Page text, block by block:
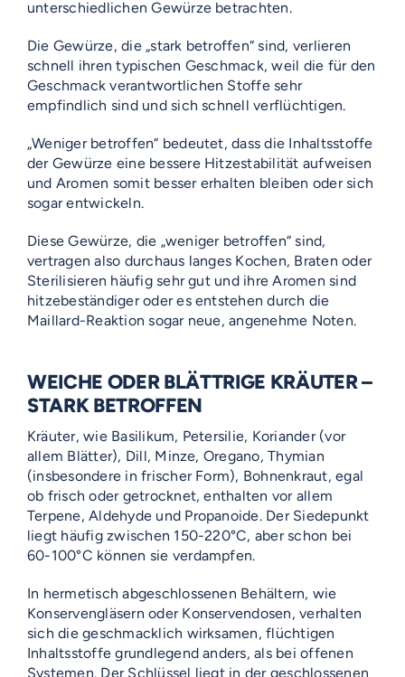
unterschiedlichen Gewürze betrachten.
Die Gewürze, die „stark betroffen“ sind, verlieren
schnell ihren typischen Geschmack, weil die für den
Geschmack verantwortlichen Stoffe sehr
empfindlich sind und sich schnell verflüchtigen.
„Weniger betroffen“ bedeutet, dass die Inhaltsstoffe
der Gewürze eine bessere Hitzestabilität aufweisen
und Aromen somit besser erhalten bleiben oder sich
sogar entwickeln.
Diese Gewürze, die „weniger betroffen“ sind,
vertragen also durchaus langes Kochen, Braten oder
Sterilisieren häufig sehr gut und ihre Aromen sind
hitzebeständiger oder es entstehen durch die
Maillard-Reaktion sogar neue, angenehme Noten.
WEICHE ODER BLÄTTRIGE KRÄUTER –
STARK BETROFFEN
Kräuter, wie Basilikum, Petersilie, Koriander (vor
allem Blätter), Dill, Minze, Oregano, Thymian
(insbesondere in frischer Form), Bohnenkraut, egal
ob frisch oder getrocknet, enthalten vor allem
Terpene, Aldehyde und Propanoide. Der Siedepunkt
liegt häufig zwischen 150-220°C, aber schon bei
60-100°C können sie verdampfen.
In hermetisch abgeschlossenen Behältern, wie
Konservengläsern oder Konservendosen, verhalten
sich die geschmacklich wirksamen, flüchtigen
Inhaltsstoffe grundlegend anders, als bei offenen
Systemen. Der Schlüssel liegt in der geschlossenen